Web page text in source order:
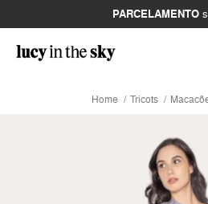
PARCELAMENTO
Home Tricots